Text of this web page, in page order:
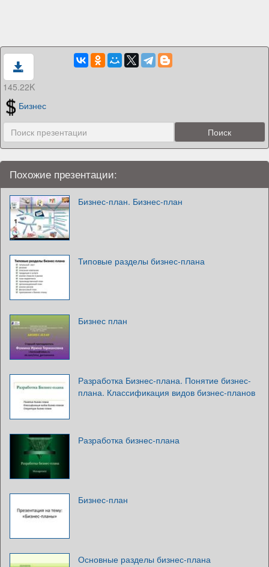
145.22K
Бизнес
Похожие презентации:
Бизнес-план. Бизнес-план
Типовые разделы бизнес-плана
Бизнес план
Разработка Бизнес-плана. Понятие бизнес-
плана. Классификация видов бизнес-планов
Разработка бизнес-плана
Бизнес-план
Основные разделы бизнес-плана